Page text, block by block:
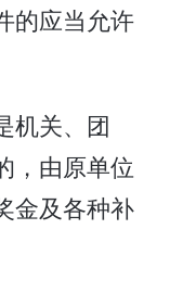
的应当允许
机关、团
，由原单位
金及各种补